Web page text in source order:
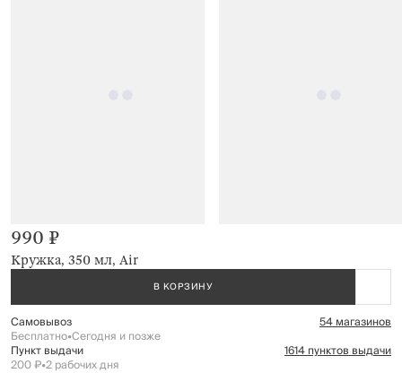
Кружка, 350 мл, Air
990 ₽
В КОРЗИНУ
Самовывоз 54 магазинов
Бесплатно•Сегодня и позже
Пункт выдачи 1614 пунктов выдачи
200 ₽•2 рабочих дня